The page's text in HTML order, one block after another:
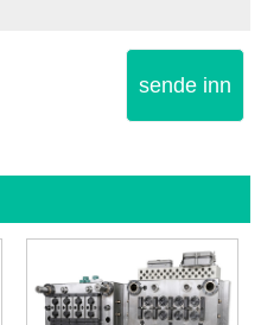
sende inn